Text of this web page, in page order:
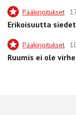
Pääkirjoitukset
Erikoisuutta
Pääkirjoitukset
Ruumis ei ole virhe